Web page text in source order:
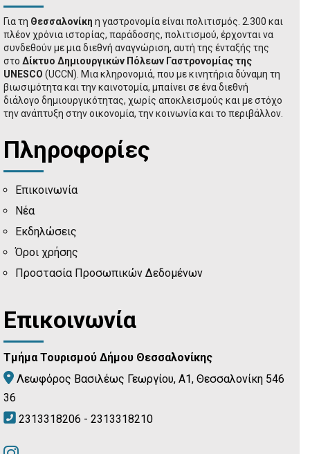
Για τη Θεσσαλονίκη η γαστρονομία είναι πολιτισμός. 2.300 και
πλέον χρόνια ιστορίας, παράδοσης, πολιτισμού, έρχονται να
συνδεθούν με μια διεθνή αναγνώριση, αυτή της ένταξής της
στο Δίκτυο Δημιουργικών Πόλεων Γαστρονομίας της
UNESCO (UCCN). Μια κληρονομιά, που με κινητήρια δύναμη τη
βιωσιμότητα και την καινοτομία, μπαίνει σε ένα διεθνή
διάλογο δημιουργικότητας, χωρίς αποκλεισμούς και με στόχο
την ανάπτυξη στην οικονομία, την κοινωνία και το περιβάλλον.
Πληροφορίες
Επικοινωνία
Νέα
Εκδηλώσεις
Όροι χρήσης
Προστασία Προσωπικών Δεδομένων
Επικοινωνία
Τμήμα Τουρισμού Δήμου Θεσσαλονίκης
Λεωφόρος Βασιλέως Γεωργίου, Α1, Θεσσαλονίκη 546
36
2313318206 - 2313318210